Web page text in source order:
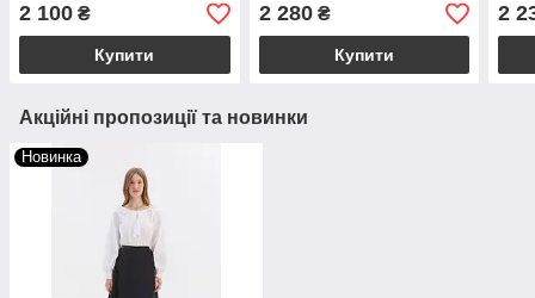
2 100 ₴
Купити
2 280₴
Купити
2
Акційні пропозиції та новинки
Новинка